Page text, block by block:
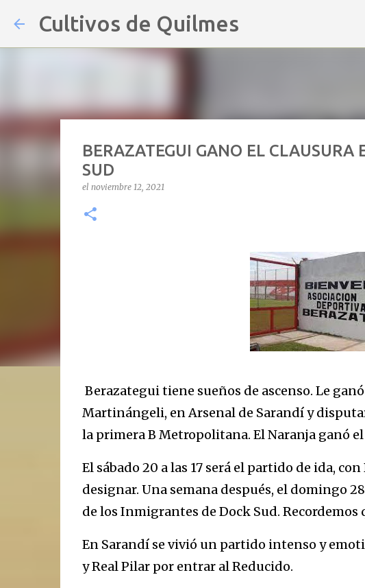
Cultivos de Quilmes
BERAZATEGUI GANO EL CLAUSURA
SUD
el noviembre 12, 2021
Berazategui tiene sueños de ascenso. Le
Martinángeli, en Arsenal de Sarandí y
la primera B Metropolitana. El Naranja ganó
El sábado 20 a las 17 será el partido de ida,
designar. Una semana después, el domingo
de los Inmigrantes de Dock Sud.
En Sarandí se vivió un partido intenso y
y Real Pilar por entrar al Reducido.